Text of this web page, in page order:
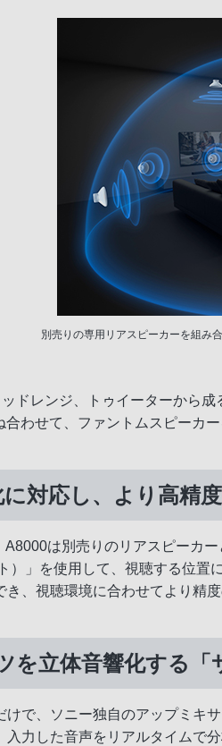
別売りの専用リアスピーカーを組み
ドレンジ、トゥイーターから
わせて、ファントムスピーカ
対応し、より高精
は別売りのリアスピーカ
」を使用して、視聴する位置
、視聴環境に合わせてより精度
立体音響化する「
で、ソニー独自のアップミキ
力した音声をリアルタイムで